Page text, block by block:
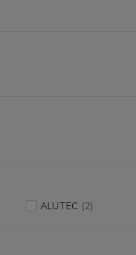
ALUTEC (2)